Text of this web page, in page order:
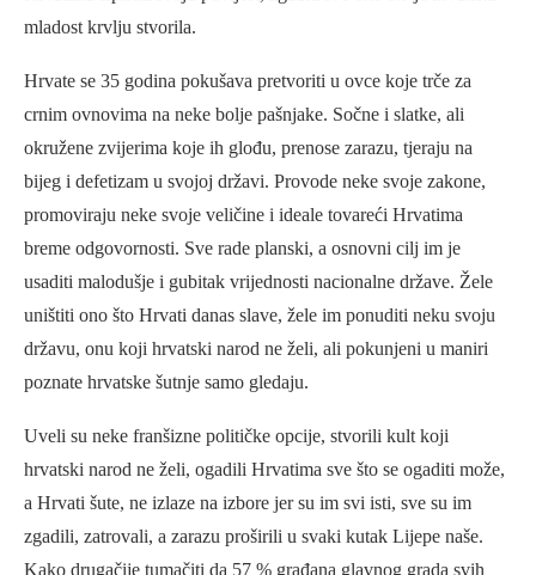
mladost krvlju stvorila.
Hrvate se 35 godina pokušava pretvoriti u ovce koje trče za
crnim ovnovima na neke bolje pašnjake. Sočne i slatke, ali
okružene zvijerima koje ih glođu, prenose zarazu, tjeraju na
bijeg i defetizam u svojoj državi. Provode neke svoje zakone,
promoviraju neke svoje veličine i ideale tovareći Hrvatima
breme odgovornosti. Sve rade planski, a osnovni cilj im je
usaditi malodušje i gubitak vrijednosti nacionalne države. Žele
uništiti ono što Hrvati danas slave, žele im ponuditi neku svoju
državu, onu koji hrvatski narod ne želi, ali pokunjeni u maniri
poznate hrvatske šutnje samo gledaju.
Uveli su neke franšizne političke opcije, stvorili kult koji
hrvatski narod ne želi, ogadili Hrvatima sve što se ogaditi može,
a Hrvati šute, ne izlaze na izbore jer su im svi isti, sve su im
zgadili, zatrovali, a zarazu proširili u svaki kutak Lijepe naše.
Kako drugačije tumačiti da 57 % građana glavnog grada svih